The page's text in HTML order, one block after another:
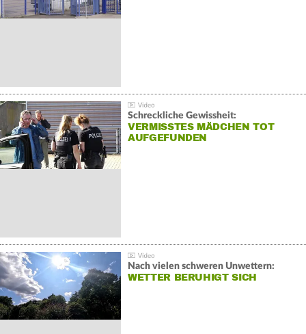
Schreckliche Gewissheit:
VERMISSTES MÄDCHEN TOT
AUFGEFUNDEN
Nach vielen schweren Unwettern:
WETTER BERUHIGT SICH